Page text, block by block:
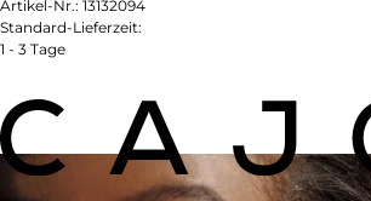
Artikel-Nr.: 13132094
Standard-Lieferzeit:
1 - 3 Tage